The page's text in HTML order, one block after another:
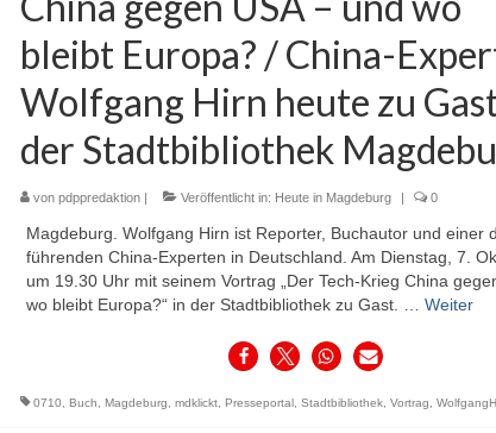
bleibt Europa? / China-
Wolfgang Hirn heute zu
der Stadtbibliothek
von pdppredaktion| Veröffentlicht in: Heute in Magdeburg | 0
Magdeburg. Wolfgang Hirn ist Reporter, Buchautor und einer
führenden China-Experten in Deutschland. Am Dienstag, 7.
um 19.30 Uhr mit seinem Vortrag „Der Tech-Krieg China
wo bleibt Europa?“ in der Stadtbibliothek zu Gast. … Weiter
0710 Buch Magdeburg mdklickt, Presseportal, Stadtbibliothek, Vortrag